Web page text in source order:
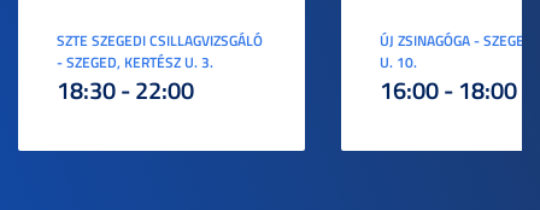
SZTE SZEGEDI CSILLAGVIZSGÁLÓ
- SZEGED, KERTÉSZ U. 3.
18:30 - 22:00
ÚJ ZSINAGÓGA -
U. 10.
16:00 - 18:00